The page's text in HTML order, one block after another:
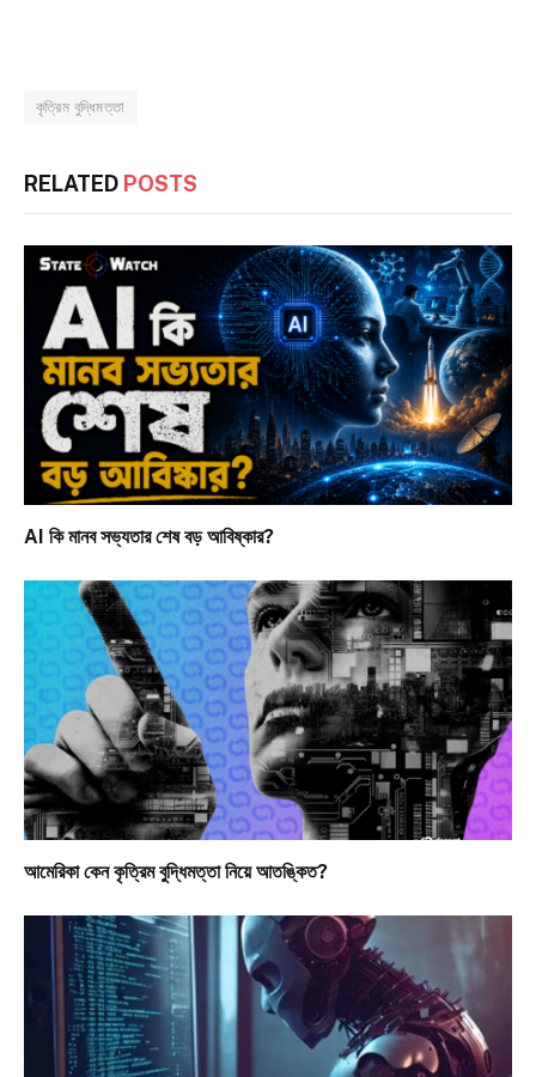
কৃত্রিম বুদ্ধিমত্তা
RELATED POSTS
AI কি মানব সভ্যতার শেষ বড় আবিষ্কার?
আমেরিকা কেন কৃত্রিম বুদ্ধিমত্তা নিয়ে আতঙ্কিত?